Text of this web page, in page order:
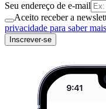
Seu endereço de e-mail
Aceito receber a
privacidade para saber
Inscrever-se